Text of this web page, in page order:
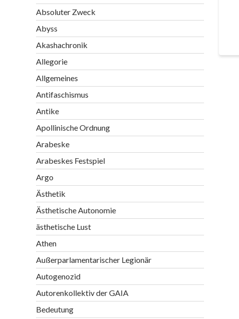
Absoluter Zweck
Abyss
Akashachronik
Allegorie
Allgemeines
Antifaschismus
Antike
Apollinische Ordnung
Arabeske
Arabeskes Festspiel
Argo
Ästhetik
Ästhetische Autonomie
ästhetische Lust
Athen
Außerparlamentarischer Legionär
Autogenozid
Autorenkollektiv der GAIA
Bedeutung